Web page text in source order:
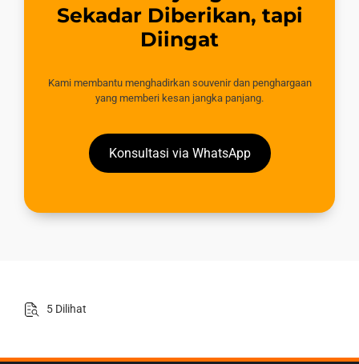
Sekadar Diberikan, tapi
Diingat
Kami membantu menghadirkan souvenir dan penghargaan
yang memberi kesan jangka panjang.
Konsultasi via WhatsApp
5 Dilihat